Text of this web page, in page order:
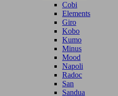
Cobi
Elements
Giro
Kobo
Kumo
Minus
Mood
Napoli
Radoc
San
Sandua